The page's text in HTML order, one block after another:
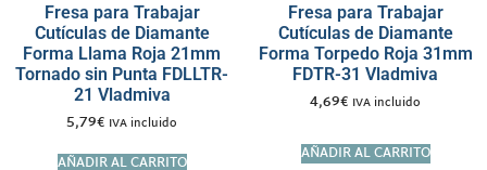
Fresa para Trabajar
Cutículas de Diamante
Forma Llama Roja 21mm
Tornado sin Punta FDLLTR-
21 Vladmiva
5,79€ IVA incluido
AÑADIR AL CARRITO
Fresa para Trabajar
Cutículas de Diamante
Forma Torpedo Roja 31mm
FDTR-31 Vladmiva
4,69€ IVA incluido
AÑADIR AL CARRITO